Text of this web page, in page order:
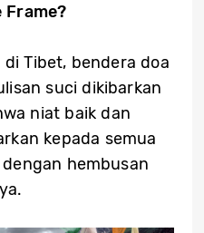
Tibet, bendera doa
suci dikibarkan
niat baik dan
kepada semua
hembusan